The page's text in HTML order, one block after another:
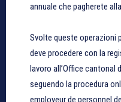
annuale che pagherete
Svolte queste operazioni
deve procedere con la
lavoro all’Office cantonal
seguendo la procedura
employeur de personnel